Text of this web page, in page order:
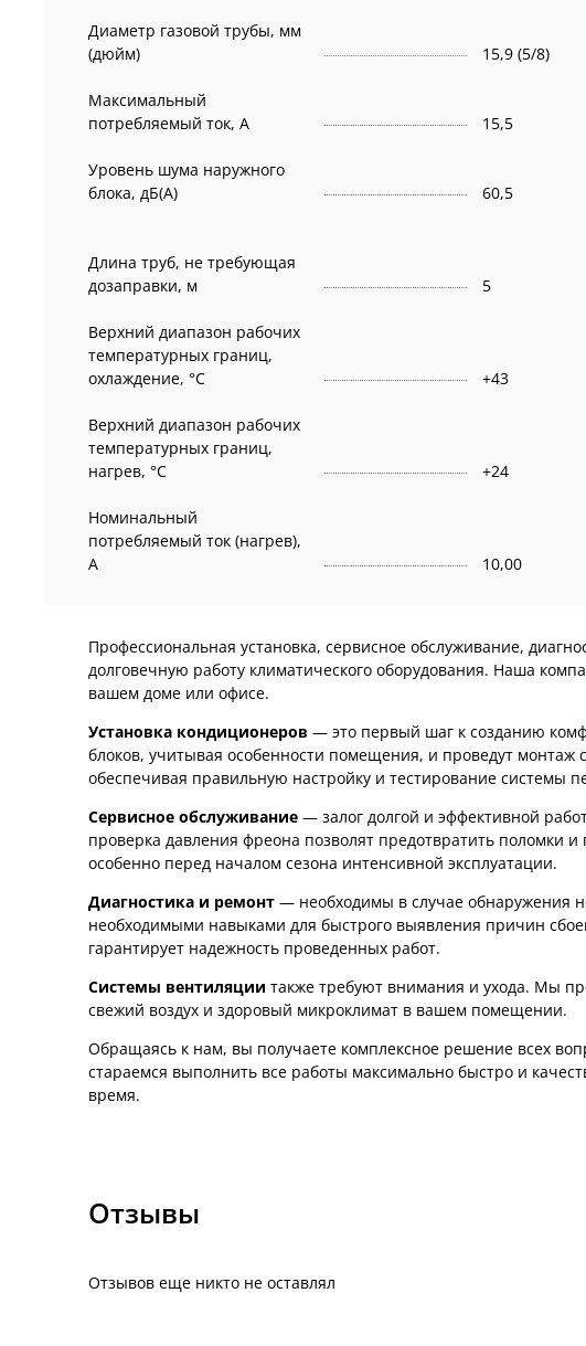
Диаметр газовой трубы, мм
(дюйм)
15,9 (5/8)
Максимальный
потребляемый ток, А
15,5
Уровень шума наружного
блока, дБ(А)
60,5
Длина труб, не требующая
дозаправки, м
5
Верхний диапазон рабочих
температурных границ,
охлаждение, °C
+43
Верхний диапазон рабочих
температурных границ,
нагрев, °C
+24
Номинальный
потребляемый ток (нагрев),
А
10,00
Профессиональная установка, сервисное обслуживание,
долговечную работу климатического оборудования. Наша
вашем доме или офисе.
Установка кондиционеров — это первый шаг к созданию
блоков, учитывая особенности помещения, и проведут
обеспечивая правильную настройку и тестирование системы
Сервисное обслуживание — залог долгой и эффективной
проверка давления фреона позволят предотвратить поломки
особенно перед началом сезона интенсивной эксплуатации.
Диагностика и ремонт — необходимы в случае обнаружения
необходимыми навыками для быстрого выявления причин
гарантирует надежность проведенных работ.
Системы вентиляции также требуют внимания и ухода. Мы
свежий воздух и здоровый микроклимат в вашем помещении.
Обращаясь к нам, вы получаете комплексное решение всех
стараемся выполнить все работы максимально быстро и
время.
Отзывы
Отзывов еще никто не оставлял